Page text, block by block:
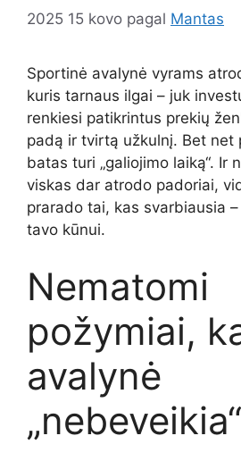
2025 15 kovo pagal Mantas
Sportinė avalynė vyrams
kuris tarnaus ilgai – juk
renkiesi patikrintus prekių
padą ir tvirtą užkulnį. Bet net
batas turi „galiojimo laiką“. Ir
viskas dar atrodo padoriai,
prarado tai, kas svarbiausia
tavo kūnui.
Nematomi
požymiai,
avalynė
„nebeveikia“